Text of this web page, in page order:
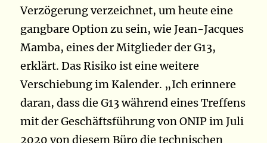
Verzögerung verzeichnet, um heute eine
gangbare Option zu sein, wie Jean-Jacques
Mamba, eines der Mitglieder der G13,
erklärt. Das Risiko ist eine weitere
Verschiebung im Kalender. „Ich erinnere
daran, dass die G13 während eines Treffens
mit der Geschäftsführung von ONIP im Juli
2020 von diesem Büro die technischen